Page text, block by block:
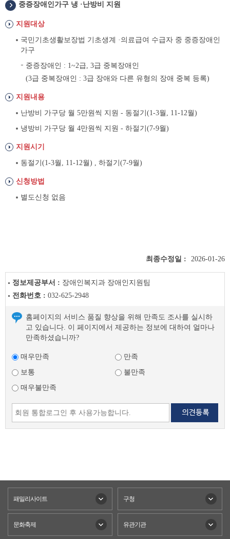
중증장애인가구 냉 ·난방비 지원
지원대상
국민기초생활보장법 기초생계 ·의료급여 수급자 중 중증장애인
가구
중증장애인 : 1~2급, 3급 중복장애인
(3급 중복장애인 : 3급 장애와 다른 유형의 장애 중복 등록)
지원내용
난방비 가구당 월 5만원씩 지원 - 동절기(1-3월, 11-12월)
냉방비 가구당 월 4만원씩 지원 - 하절기(7-9월)
지원시기
동절기(1-3월, 11-12월) , 하절기(7-9월)
신청방법
별도신청 없음
최종수정일 : 2026-01-26
정보제공부서 : 장애인복지과 장애인지원팀
전화번호 : 032-625-2948
홈페이지의 서비스 품질 향상을 위해 만족도 조사를 실시하
고 있습니다. 이 페이지에서 제공하는 정보에 대하여 얼마나
만족하셨습니까?
매우만족
만족
보통
불만족
매우불만족
패밀리사이트 구청
문화축제 유관기관